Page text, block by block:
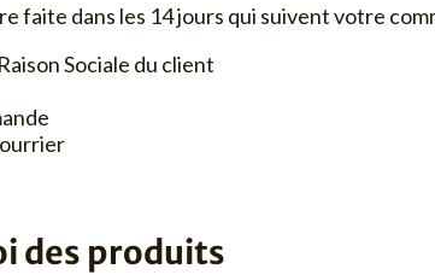
faite dans les 14 jours qui suivent votre
Sociale du client
des produits